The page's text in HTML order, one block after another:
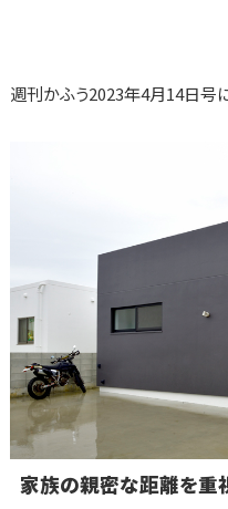
週刊かふう2023年4月14日号
家族の親密な距離を重